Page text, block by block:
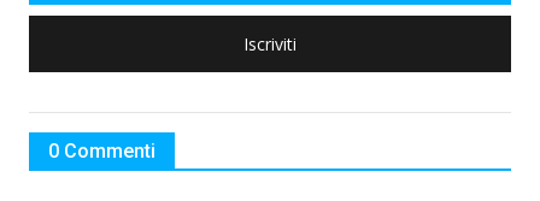
Iscriviti
0 Commenti